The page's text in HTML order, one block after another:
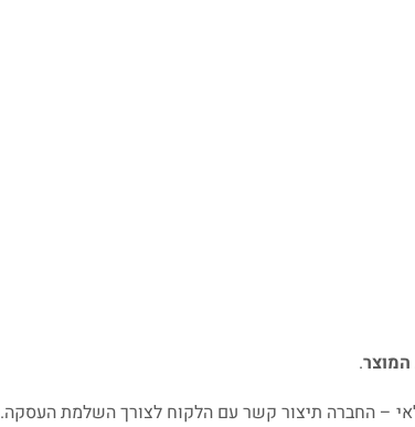
.
– החברה תיצור קשר עם הלקוח לצורך השלמת העסקה.